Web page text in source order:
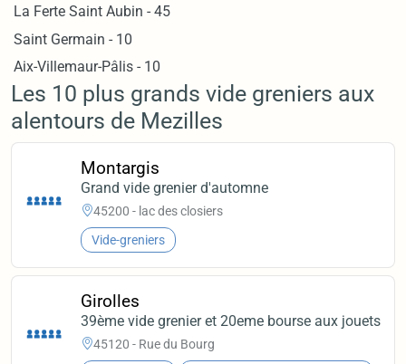
La Ferte Saint Aubin - 45
Saint Germain - 10
Aix-Villemaur-Pâlis - 10
Les 10 plus grands vide greniers aux
alentours de Mezilles
Montargis
Grand vide grenier d'automne
45200 - lac des closiers
Vide-greniers
Girolles
39ème vide grenier et 20eme bourse aux jouets
45120 - Rue du Bourg